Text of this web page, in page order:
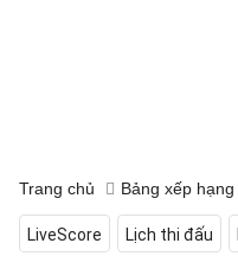
Trang chủ Bảng xếp hạng
LiveScore Lịch thi đấu